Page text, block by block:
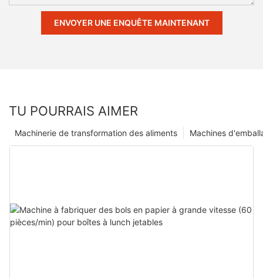
ENVOYER UNE ENQUÊTE MAINTENANT
TU POURRAIS AIMER
Machines
Machinerie de transformation des aliments